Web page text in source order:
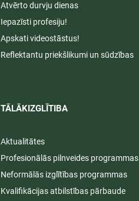
Atvērto durvju dienas
Iepazīsti profesiju!
Apskati videostāstus!
Reflektantu priekšlikumi un sūdzības
TĀLĀKIZGLĪTIBA
Aktualitātes
Profesionālās pilnveides programmas
Neformālās izglītības programmas
Kvalifikācijas atbilstības pārbaude